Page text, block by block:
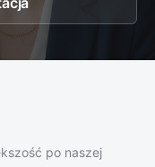
po naszej